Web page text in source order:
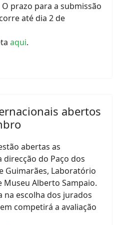
prazo para a submissão
até dia 2 de
aqui.
abertos
abertas as
do Paço dos
Guimarães, Laboratório
Museu Alberto Sampaio.
na escolha dos jurados
competirá a avaliação